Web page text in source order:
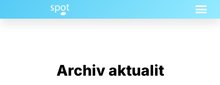
Archiv aktualit